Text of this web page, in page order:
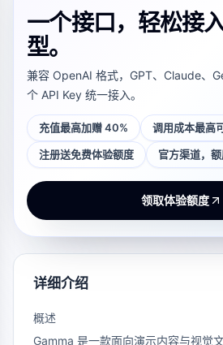
一个接口，轻松接
型。
兼容 OpenAI 格式，GPT、Claude、
个 API Key 统一接入。
充值最高加赠 40% 调用成本最高
注册送免费体验额度 官方渠道，
领取体验额度
详细介绍
概述
Gamma 是一款面向演示内容与视觉